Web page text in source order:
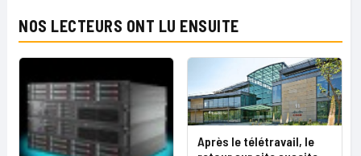
NOS LECTEURS ONT LU ENSUITE
Après le télétravail, le